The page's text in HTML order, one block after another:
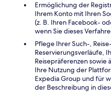
Ermöglichung der
Ihrem Konto mit Ihren
(z. B. Ihren Facebook-
wenn Sie dieses
Pflege Ihrer Such-,
Reservierungsverläufe,
Reisepräferenzen sowie
Ihre Nutzung der
Expedia Group und für
der Beschreibung in